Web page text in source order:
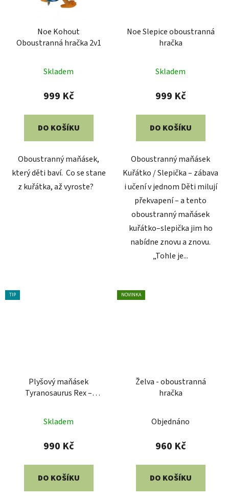
Noe Kohout
Oboustranná hračka 2v1
hodnocení
produktu
5,0
z
hvězdiček.
Skladem
999 Kč
DO KOŠÍKU
Oboustranný maňásek,
který děti baví. Co se stane
z kuřátka, až vyroste?
Noe Slepice oboustranná
hračka
Skladem
999 Kč
DO KOŠÍKU
Oboustranný maňásek
Kuřátko / Slepička – zábava
i učení v jednom Děti milují
překvapení – a tento
oboustranný maňásek
kuřátko–slepička jim ho
nabídne znovu a znovu.
„Tohle je...
TIP
Plyšový maňásek
Tyranosaurus Rex –
hodnocení
produktu
5,0
z
Skladem
990 Kč
DO KOŠÍKU
NOVINKA
Želva - oboustranná
hračka
Objednáno
960 Kč
DO KOŠÍKU